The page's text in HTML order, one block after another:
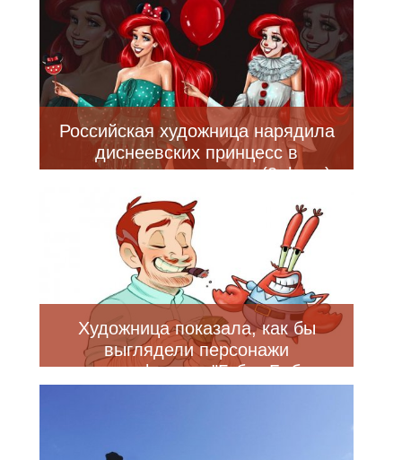
Российская художница нарядила
диснеевских принцесс в
хэллоуинские костюмы (8 фото)
Художница показала, как бы
выглядели персонажи
мультфильма "Губка Боб